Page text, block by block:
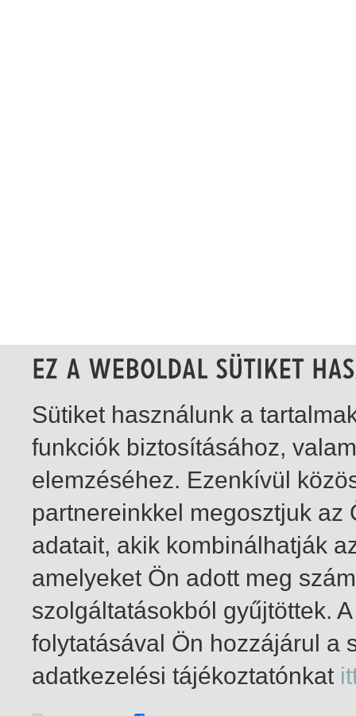
1-1 / total 1 hit
Sütiket használunk a
funkciók biztosításához,
elemzéséhez. Ezenkívül
partnereinkkel megosztjuk
adatait, akik kombinálhatják
amelyeket Ön adott meg
szolgáltatásokból gyűjtöttek.
folytatásával Ön hozzájárul a
adatkezelési tájékoztatónkat